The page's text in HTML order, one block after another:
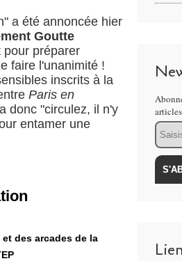
a été annoncée hier
Goutte
pour préparer
faire l'unanimité !
inscrits à la
Paris en
donc "circulez, il n'y
entamer une
des arcades de la
Email